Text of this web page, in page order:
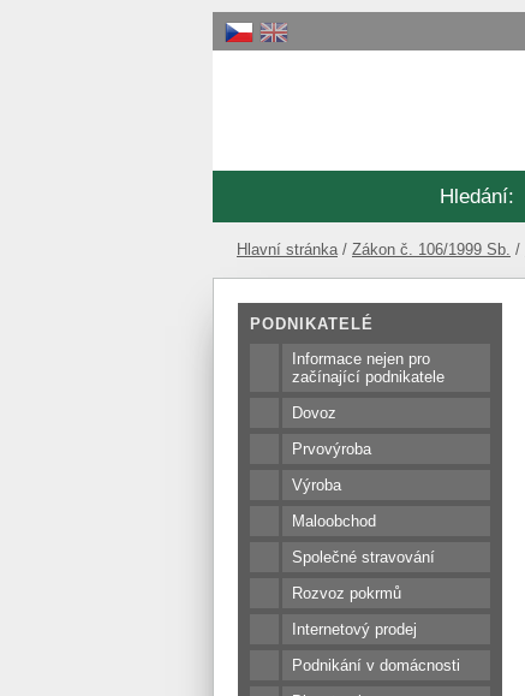
Hledání:
Hlavní stránka Zákon č. 106/1999 Sb.
PODNIKATELÉ
Informace nejen pro
začínající podnikatele
Dovoz
Prvovýroba
Výroba
Maloobchod
Společné stravování
Rozvoz pokrmů
Internetový prodej
Podnikání v domácnosti